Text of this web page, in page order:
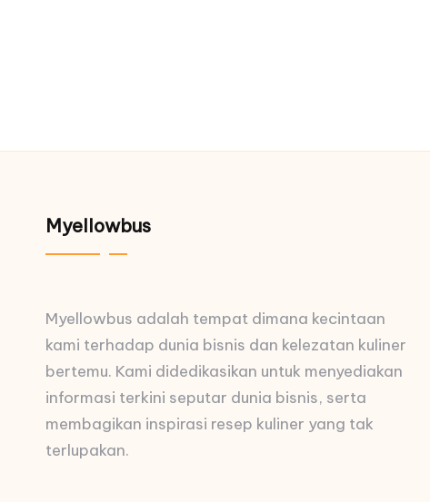
Myellowbus
Myellowbus adalah tempat dimana kecintaan
kami terhadap dunia bisnis dan kelezatan kuliner
bertemu. Kami didedikasikan untuk menyediakan
informasi terkini seputar dunia bisnis, serta
membagikan inspirasi resep kuliner yang tak
terlupakan.